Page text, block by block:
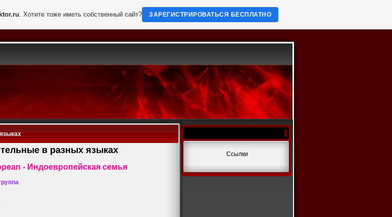
в разных языках
- Индоевропейская семья
Ссылки
. Хотите тоже иметь собственный сайт? ЗАРЕГИСТРИРОВАТЬСЯ БЕСПЛАТНО